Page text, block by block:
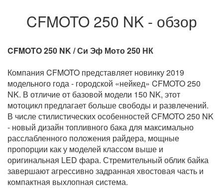
CFMOTO 250 NK - обзор
CFMOTO 250 NK / Си Эф Мото 250 НК
Компания CFMOTO представляет новинку 2019
модельного года - городской «нейкед» CFMOTO 250
NK. В отличие от базовой модели 150 NK, этот
мотоцикл предлагает больше свободы и развлечений.
В числе стилистических особенностей CFMOTO 250 NK
- новый дизайн топливного бака для максимально
расслабленного положения райдера, мощные
пропорции как у моделей классом выше и
оригинальная LED фара. Стремительный облик байка
завершают агрессивно задранная хвостовая часть и
компактная выхлопная система.